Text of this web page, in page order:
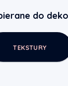
do
TEKSTURY